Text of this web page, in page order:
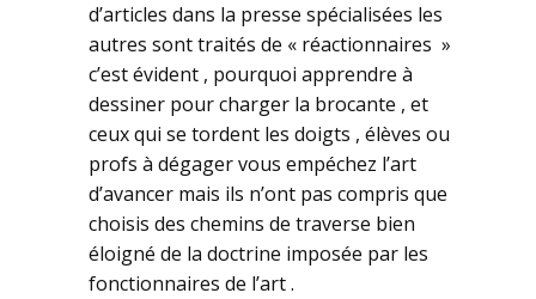
d’articles dans la presse spécialisées les
autres sont traités de « réactionnaires »
c’est évident , pourquoi apprendre à
dessiner pour charger la brocante , et
ceux qui se tordent les doigts , élèves ou
profs à dégager vous empéchez l’art
d’avancer mais ils n’ont pas compris que
choisis des chemins de traverse bien
éloigné de la doctrine imposée par les
fonctionnaires de l’art .